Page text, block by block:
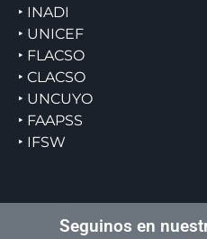
‣ INADI
‣ UNICEF
‣ FLACSO
‣ CLACSO
‣ UNCUYO
‣ FAAPSS
‣ IFSW
Seguinos en